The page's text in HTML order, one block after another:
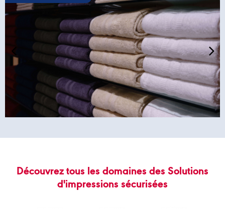
Découvrez tous les domaines des Solutions
d'impressions sécurisées